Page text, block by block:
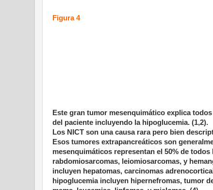
Figura 4
Este gran tumor mesenquimático explica
del paciente incluyendo la hipoglucemia. (1,2).
Los NICT son una causa rara pero bien
Esos tumores extrapancreáticos son
mesenquimáticos representan el 50% de
rabdomiosarcomas, leiomiosarcomas, y
incluyen hepatomas, carcinomas
hipoglucemia incluyen hipernefromas, tumor